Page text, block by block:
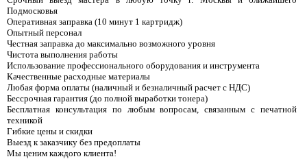
Подмосковья
Оперативная заправка (10 минут 1 картридж)
Опытный персонал
Честная заправка до максимально возможного уровня
Чистота выполнения работы
Использование профессионального оборудования и инструмента
Качественные расходные материалы
Любая форма оплаты (наличный и безналичный расчет с НДС)
Бессрочная гарантия (до полной выработки тонера)
Бесплатная консультация по любым вопросам, связанным с печатной
техникой
Гибкие цены и скидки
Выезд к заказчику без предоплаты
Мы ценим каждого клиента!